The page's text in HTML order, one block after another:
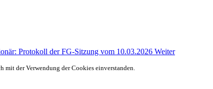
Protokoll der FG-Sitzung vom 10.03.2026 Weiter
mit der Verwendung der Cookies einverstanden.